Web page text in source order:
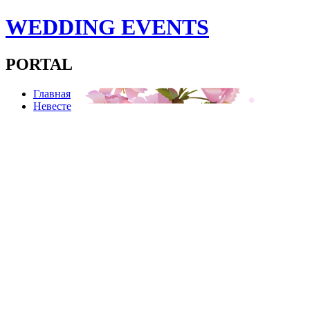
WEDDING EVENTS
PORTAL
Главная
Невесте